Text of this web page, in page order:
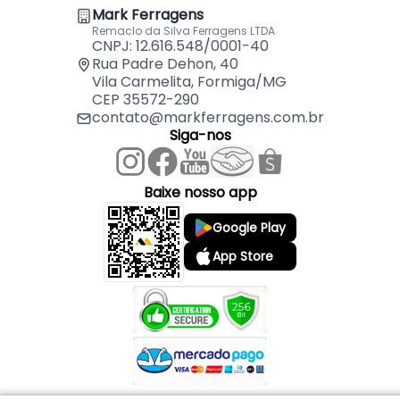
Para o armazenamento adequado manter
estocado na metade inferior desta faixa de
temperatura
Características:
- Marca: Fastfix
- Largura: 64 mm
- Rolo: 10 Metros
Mark Ferragens
Remaclo da Silva Ferragens LTDA
CNPJ: 12.616.548/0001-40
Rua Padre Dehon, 40
Vila Carmelita, Formiga/MG
CEP 35572-290
contato@markferragens.com.br
Siga-nos
Baixe nosso app
Google Play
App Store